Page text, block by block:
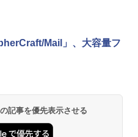
Mail」、大容量フ
記事を優先表示させる